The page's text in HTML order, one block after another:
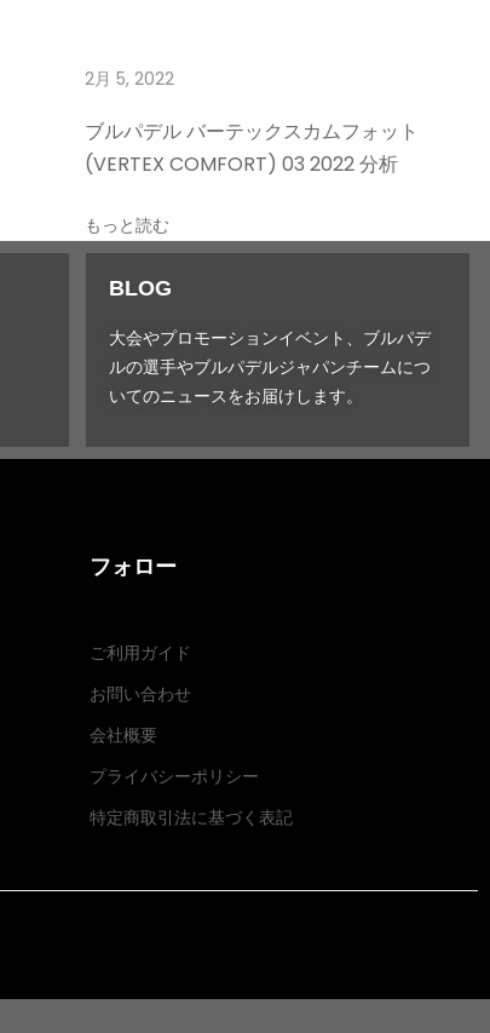
2月 5, 2022
ブルパデル バーテックスカムフォット
(VERTEX COMFORT) 03 2022 分析
もっと読む
BLOG
大会やプロモーションイベント、ブルパデ
ルの選手やブルパデルジャパンチームにつ
いてのニュースをお届けします。
フォロー
ご利用ガイド
お問い合わせ
会社概要
プライバシーポリシー
特定商取引法に基づく表記